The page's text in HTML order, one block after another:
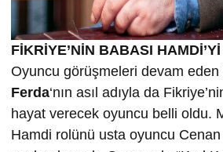
FİKRİYE’NİN BABASI
Oyuncu görüşmeleri devam eden
Ferda‘nın asıl adıyla da
hayat verecek oyuncu belli oldu.
Hamdi rolünü usta oyuncu